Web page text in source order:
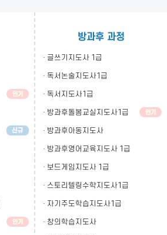
방과후 과정
· 글쓰기지도사 1급
· 독서논술지도사1급
· 독서지도사1급
· 방과후돌봄교실지도사1급
· 방과후아동지도사
· 방과후영어교육지도사 1급
· 보드게임지도사 1급
· 스토리텔링수학지도사1급
· 자기주도학습지도사1급
· 창의학습지도사